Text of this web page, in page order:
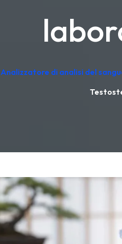
Analizzatore di analisi del